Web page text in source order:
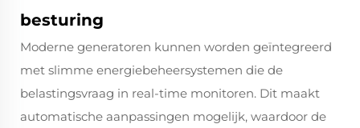
besturing
Moderne generatoren kunnen worden geïntegreerd
met slimme energiebeheersystemen die de
belastingsvraag in real-time monitoren. Dit maakt
automatische aanpassingen mogelijk, waardoor de